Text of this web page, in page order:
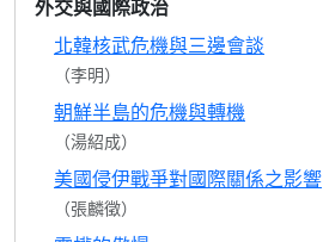
外交與國際政治
北韓核武危機與三邊會談
（李明）
朝鮮半島的危機與轉機
（湯紹成）
美國侵伊戰爭對國際關係之影響
（張麟徵）